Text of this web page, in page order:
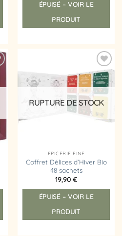
ÉPUISÉ – VOIR LE
PRODUIT
Ajouter
à la
liste
d’envies
RUPTURE DE STOCK
EPICERIE FINE
Coffret Délices d’Hiver Bio
48 sachets
19,90 €
ÉPUISÉ – VOIR LE
PRODUIT